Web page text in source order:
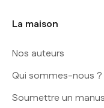
La maison
Nos auteurs
Qui sommes-nous ?
Soumettre un